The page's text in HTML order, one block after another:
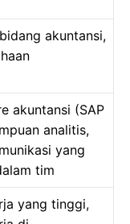
akuntansi,
akuntansi (SAP
analitis,
yang
tim
yang tinggi,